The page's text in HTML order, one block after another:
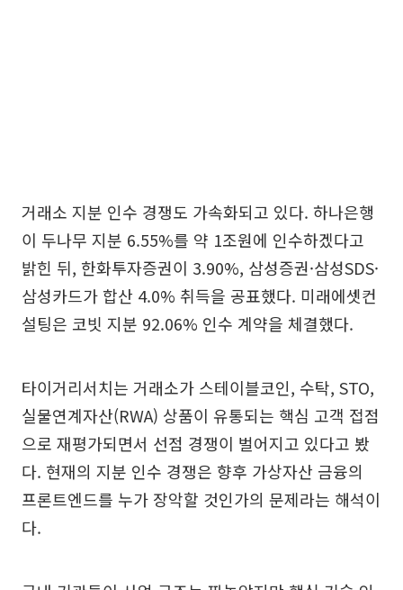
거래소 지분 인수 경쟁도 가속화되고 있다. 하나은행
이 두나무 지분 6.55%를 약 1조원에 인수하겠다고
밝힌 뒤, 한화투자증권이 3.90%, 삼성증권·삼성SDS·
삼성카드가 합산 4.0% 취득을 공표했다. 미래에셋컨
설팅은 코빗 지분 92.06% 인수 계약을 체결했다.
타이거리서치는 거래소가 스테이블코인, 수탁, STO,
실물연계자산(RWA) 상품이 유통되는 핵심 고객 접점
으로 재평가되면서 선점 경쟁이 벌어지고 있다고 봤
다. 현재의 지분 인수 경쟁은 향후 가상자산 금융의
프론트엔드를 누가 장악할 것인가의 문제라는 해석이
다.